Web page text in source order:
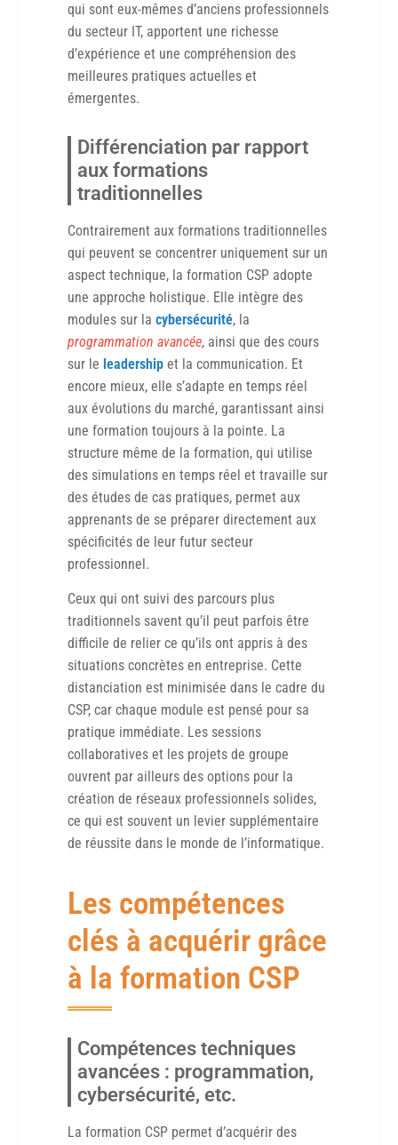
qui sont eux-mêmes d’anciens professionnels
du secteur IT, apportent une richesse
d’expérience et une compréhension des
meilleures pratiques actuelles et
émergentes.
Différenciation par rapport
aux formations
traditionnelles
Contrairement aux formations traditionnelles
qui peuvent se concentrer uniquement sur un
aspect technique, la formation CSP adopte
une approche holistique. Elle intègre des
modules sur la cybersécurité, la
programmation avancée, ainsi que des cours
sur le leadership et la communication. Et
encore mieux, elle s’adapte en temps réel
aux évolutions du marché, garantissant ainsi
une formation toujours à la pointe. La
structure même de la formation, qui utilise
des simulations en temps réel et travaille sur
des études de cas pratiques, permet aux
apprenants de se préparer directement aux
spécificités de leur futur secteur
professionnel.
Ceux qui ont suivi des parcours plus
traditionnels savent qu’il peut parfois être
difficile de relier ce qu’ils ont appris à des
situations concrètes en entreprise. Cette
distanciation est minimisée dans le cadre du
CSP, car chaque module est pensé pour sa
pratique immédiate. Les sessions
collaboratives et les projets de groupe
ouvrent par ailleurs des options pour la
création de réseaux professionnels solides,
ce qui est souvent un levier supplémentaire
de réussite dans le monde de l’informatique.
Les compétences
clés à acquérir grâce
à la formation CSP
Compétences techniques
avancées : programmation,
cybersécurité, etc.
La formation CSP permet d’acquérir des